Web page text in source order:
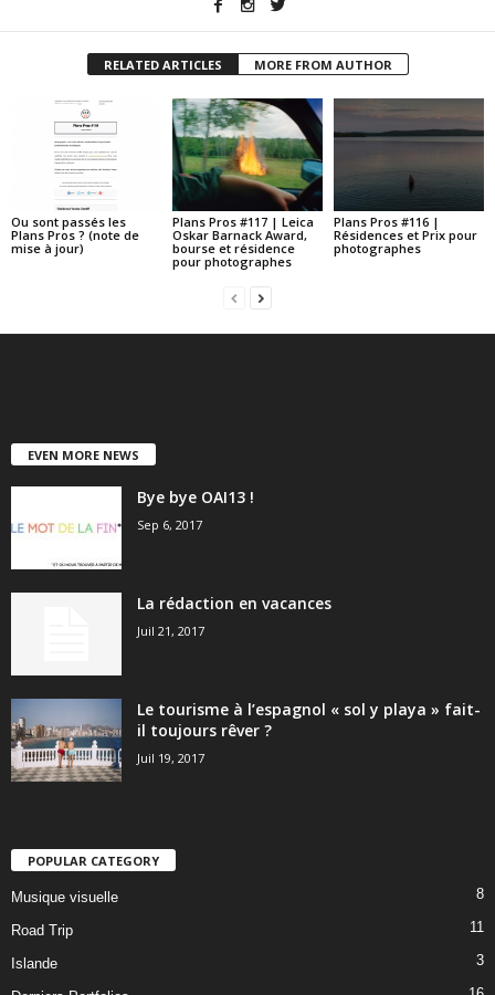
RELATED ARTICLES MORE FROM AUTHOR
Ou sont passés les
Plans Pros ? (note de
mise à jour)
Plans Pros #117 | Leica
Oskar Barnack Award,
bourse et résidence
pour photographes
Plans Pros #116 |
Résidences et Prix pour
photographes
EVEN MORE NEWS
Bye bye OAI13 !
Sep 6, 2017
La rédaction en vacances
Juil 21, 2017
Le tourisme à l’espagnol « sol y playa » fait-
il toujours rêver ?
Juil 19, 2017
POPULAR CATEGORY
Musique visuelle 8
Road Trip 11
Islande 3